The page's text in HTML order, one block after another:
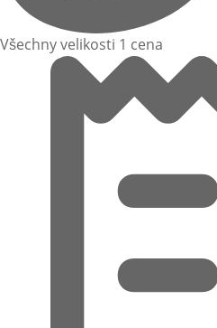
Všechny velikosti 1 cena